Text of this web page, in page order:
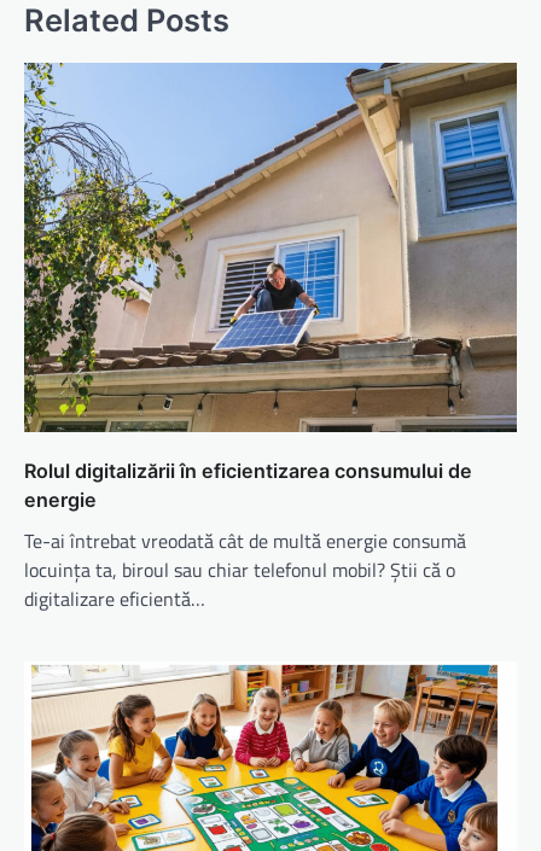
Related Posts
Rolul digitalizării în eficientizarea consumului de
energie
Te-ai întrebat vreodată cât de multă energie consumă
locuința ta, biroul sau chiar telefonul mobil? Știi că o
digitalizare eficientă…